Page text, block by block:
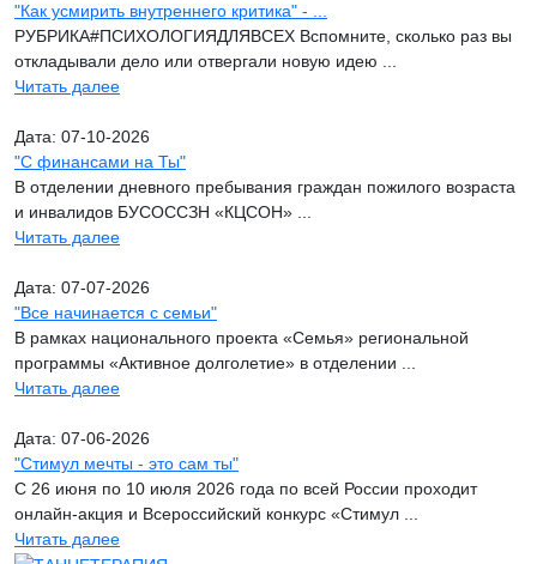
"Как усмирить внутреннего критика" - ...
РУБРИКА#ПСИХОЛОГИЯДЛЯВСЕХ Вспомните, сколько раз вы
откладывали дело или отвергали новую идею ...
Читать далее
Дата: 07-10-2026
"С финансами на Ты"
В отделении дневного пребывания граждан пожилого возраста
и инвалидов БУСОССЗН «КЦСОН» ...
Читать далее
Дата: 07-07-2026
"Все начинается с семьи"
В рамках национального проекта «Семья» региональной
программы «Активное долголетие» в отделении ...
Читать далее
Дата: 07-06-2026
"Стимул мечты - это сам ты"
С 26 июня по 10 июля 2026 года по всей России проходит
онлайн-акция и Всероссийский конкурс «Стимул ...
Читать далее